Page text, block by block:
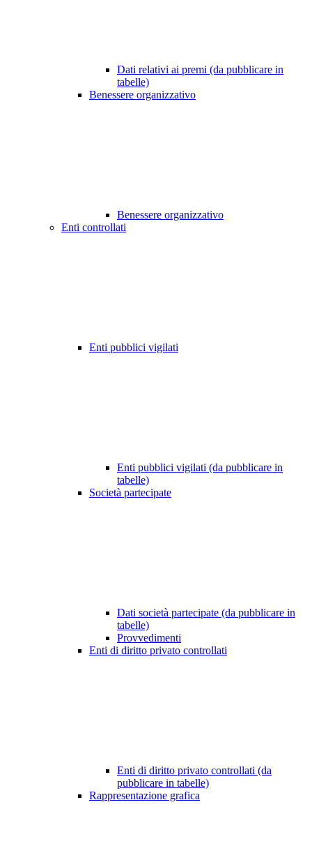
Dati relativi ai premi (da pubblicare in
tabelle)
Benessere organizzativo
Benessere organizzativo
Enti controllati
Enti pubblici vigilati
Enti pubblici vigilati (da pubblicare in
tabelle)
Società partecipate
Dati società partecipate (da pubblicare in
tabelle)
Provvedimenti
Enti di diritto privato controllati
Enti di diritto privato controllati (da
pubblicare in tabelle)
Rappresentazione grafica